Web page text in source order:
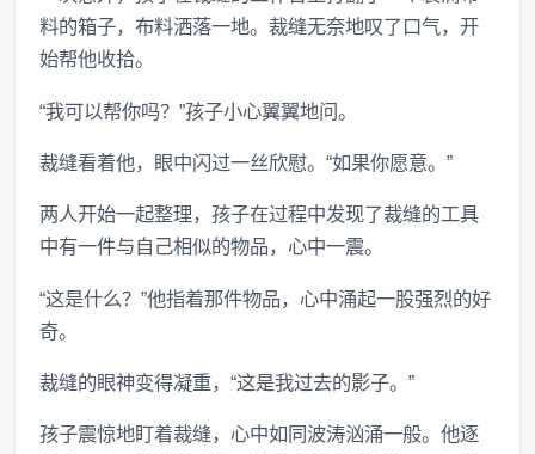
料的箱子，布料洒落一地。裁缝无奈地叹了口气，开
始帮他收拾。
“我可以帮你吗？”孩子小心翼翼地问。
裁缝看着他，眼中闪过一丝欣慰。“如果你愿意。”
两人开始一起整理，孩子在过程中发现了裁缝的工具
中有一件与自己相似的物品，心中一震。
“这是什么？”他指着那件物品，心中涌起一股强烈的好
奇。
裁缝的眼神变得凝重，“这是我过去的影子。”
孩子震惊地盯着裁缝，心中如同波涛汹涌一般。他逐